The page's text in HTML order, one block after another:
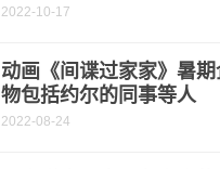
2022-10-17
动画《间谍过家家》暑
物包括约尔的同事等人
2022-08-24